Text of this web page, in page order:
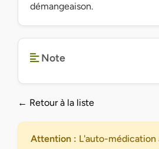
démangeaison.
Note
← Retour à la liste
Attention : L'auto-médication